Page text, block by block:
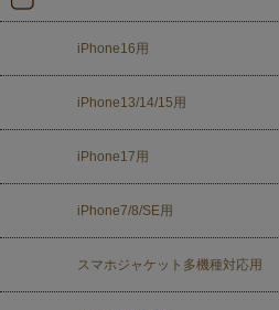
iPhone16用
iPhone13/14/15用
iPhone17用
iPhone7/8/SE用
スマホジャケット多機種対応用